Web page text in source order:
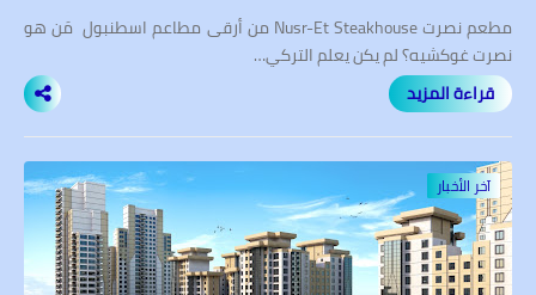
مطعم نصرت Nusr-Et Steakhouse من أرقى مطاعم اسطنبول مَن هو
نصرت غوكشيه؟ لم يكن يعلم التركي…
قراءة المزيد
آخر الأخبار